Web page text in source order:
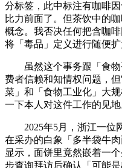
分标签，此中标注有咖啡
比力前面了。但茶饮中的
概念。我否决任何把含咖
将「毒品」定义进行随便扩
虽然这个事务跟「食物
费者信赖和知情权问题，
菜」和「食物工业化」大
一下本人对这件工作的见地
2025年5月，浙江一位
在采办的白象「多半袋牛
显示，面饼里竟然嵌着一
步查询拜访后确认「可能